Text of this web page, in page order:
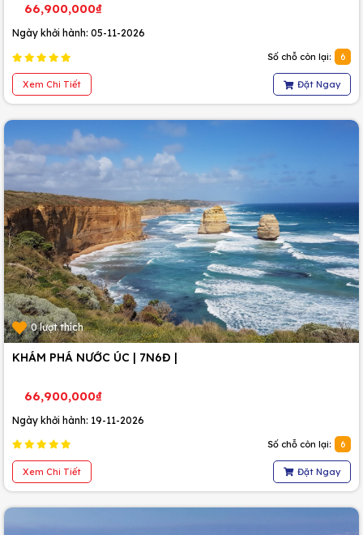
66,900,000₫
Ngày khởi hành: 05-11-2026
Số chỗ còn lại: 6
Xem Chi Tiết Đặt Ngay
0 lượt thích
KHÁM PHÁ NƯỚC ÚC | 7N6Đ |
66,900,000₫
Ngày khởi hành: 19-11-2026
Số chỗ còn lại: 6
Xem Chi Tiết Đặt Ngay